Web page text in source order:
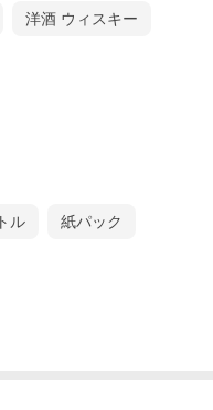
洋酒 ウィスキー
ル 紙パック